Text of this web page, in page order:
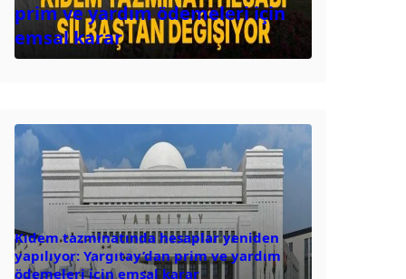
prim ve yardım ödemeleri için
emsal karar
Kıdem tazminatında hesaplar yeniden
yapılıyor: Yargıtay’dan prim ve yardım
ödemeleri için emsal karar